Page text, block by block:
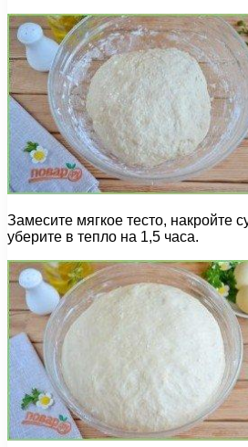
Замесите мягкое тесто, накройте
уберите в тепло на 1,5 часа.